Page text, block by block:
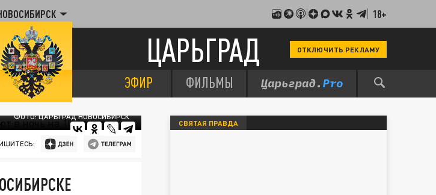
18+
ЦАРЬГРАД ОТКЛЮЧИТЬ РЕКЛАМУ
ЭФИР ФИЛЬМЫ
ФОТО: ЦАРЬГРАД НОВОСИБИРСК
СВЯТАЯ ПРАВДА